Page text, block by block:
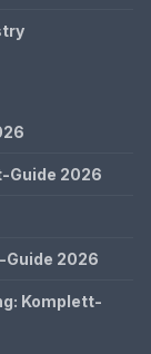
Guide 2026
2026
Komplett-